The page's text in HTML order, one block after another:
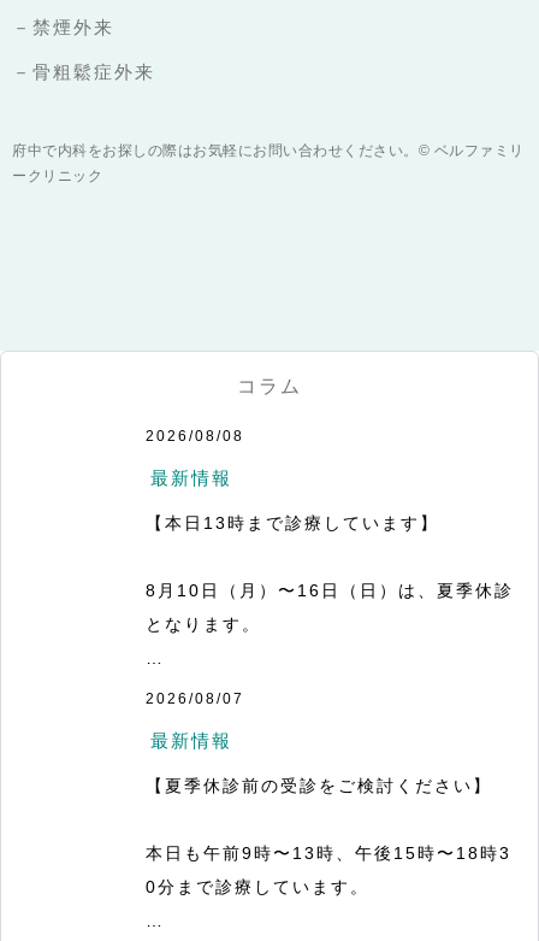
－禁煙外来
－骨粗鬆症外来
府中で内科をお探しの際はお気軽にお問い合わせください。© ベルファミリ
ークリニック
コラム
2026/08/08
最新情報
【本日13時まで診療しています】
8月10日（月）〜16日（日）は、夏季休診
となります。
気になる症状がある方や、休診期間中にお
す。
生活習慣病や甲状腺、健診結果についての
2026/08/07
最新情報
【夏季休診前の受診をご検討ください】
本日も午前9時〜13時、午後15時〜18時3
0分まで診療しています。